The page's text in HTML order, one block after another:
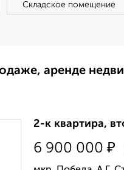
Складское помещение
аренде
2-к квартира,
6 900 000 ₽